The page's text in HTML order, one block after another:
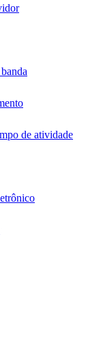
de atividade